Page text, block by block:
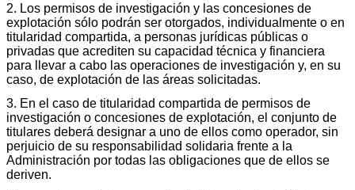
2. Los permisos de investigación y las concesiones de
explotación sólo podrán ser otorgados, individualmente o en
titularidad compartida, a personas jurídicas públicas o
privadas que acrediten su capacidad técnica y financiera
para llevar a cabo las operaciones de investigación y, en su
caso, de explotación de las áreas solicitadas.
3. En el caso de titularidad compartida de permisos de
investigación o concesiones de explotación, el conjunto de
titulares deberá designar a uno de ellos como operador, sin
perjuicio de su responsabilidad solidaria frente a la
Administración por todas las obligaciones que de ellos se
deriven.